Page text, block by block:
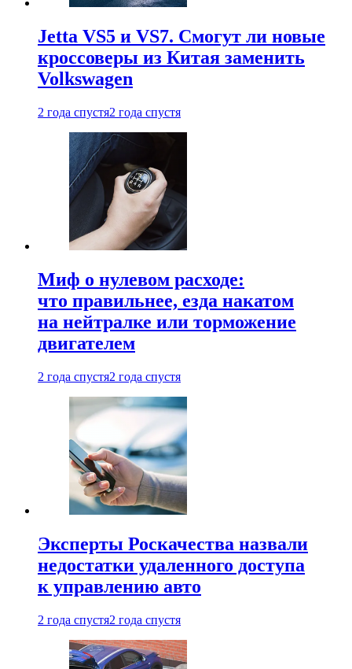
Jetta VS5 и VS7. Смогут ли новые
кроссоверы из Китая заменить
Volkswagen
2 года спустя2 года спустя
Миф о нулевом расходе:
что правильнее, езда накатом
на нейтралке или торможение
двигателем
2 года спустя2 года спустя
Эксперты Роскачества назвали
недостатки удаленного доступа
к управлению авто
2 года спустя2 года спустя